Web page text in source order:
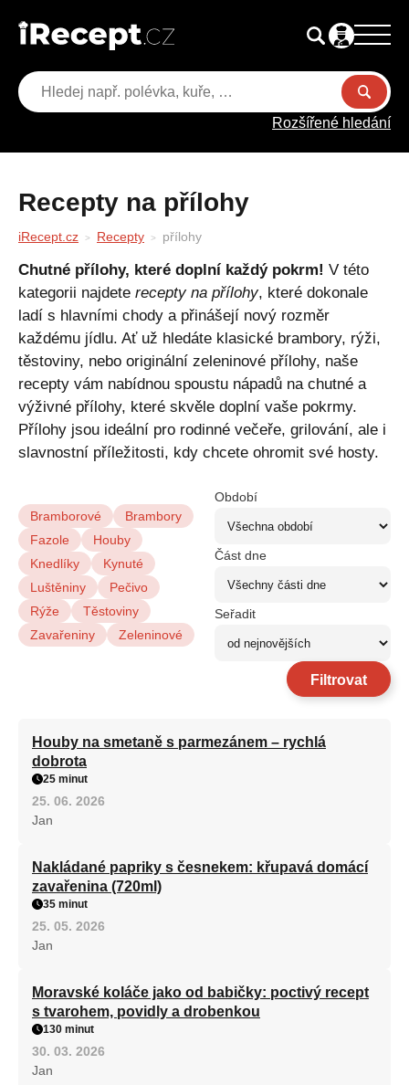
Rozšířené hledání
Recepty na přílohy
iRecept.cz Recepty přílohy
Chutné přílohy, které doplní každý pokrm! V této
kategorii najdete recepty na přílohy, které dokonale
ladí s hlavními chody a přinášejí nový rozměr
každému jídlu. Ať už hledáte klasické brambory, rýži,
těstoviny, nebo originální zeleninové přílohy, naše
recepty vám nabídnou spoustu nápadů na chutné a
výživné přílohy, které skvěle doplní vaše pokrmy.
Přílohy jsou ideální pro rodinné večeře, grilování, ale i
slavnostní příležitosti, kdy chcete ohromit své hosty.
Bramborové
Brambory
Fazole
Houby
Knedlíky
Kynuté
Luštěniny
Pečivo
Rýže
Těstoviny
Zavařeniny
Zeleninové
Období
Část dne
Seřadit
Filtrovat
Houby na smetaně s parmezánem – rychlá
dobrota
25 minut
25. 06. 2026
Jan
Nakládané papriky s česnekem: křupavá domácí
zavařenina (720ml)
35 minut
25. 05. 2026
Jan
Moravské koláče jako od babičky: poctivý recept
s tvarohem, povidly a drobenkou
130 minut
30. 03. 2026
Jan